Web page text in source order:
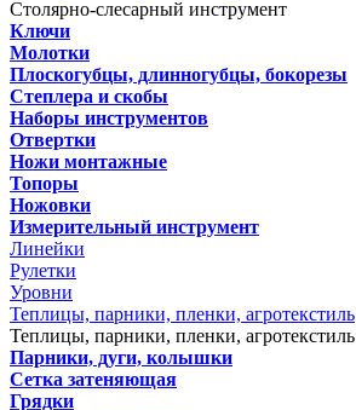
Столярно-слесарный инструмент
Ключи
Молотки
Плоскогубцы, длинногубцы, бокорезы
Степлера и скобы
Наборы инструментов
Отвертки
Ножи монтажные
Топоры
Ножовки
Измерительный инструмент
Линейки
Рулетки
Уровни
Теплицы, парники, пленки, агротекстиль
Теплицы, парники, пленки, агротекстиль
Парники, дуги, колышки
Сетка затеняющая
Грядки